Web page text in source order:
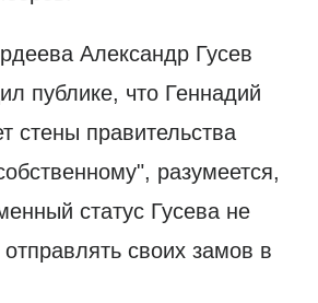
Александр Гусев
публике, что Геннадий
стены правительства
разумеется,
статус Гусева не
своих замов в